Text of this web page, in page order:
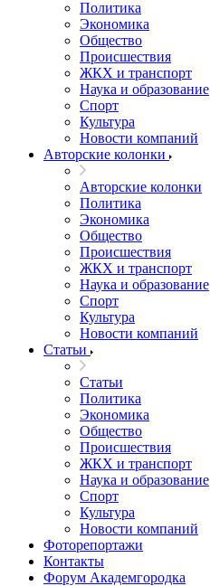
Политика
Экономика
Общество
Происшествия
ЖКХ и транспорт
Наука и образование
Спорт
Культура
Новости компаний
Авторские колонки
Авторские колонки
Политика
Экономика
Общество
Происшествия
ЖКХ и транспорт
Наука и образование
Спорт
Культура
Новости компаний
Статьи
Статьи
Политика
Экономика
Общество
Происшествия
ЖКХ и транспорт
Наука и образование
Спорт
Культура
Новости компаний
Фоторепортажи
Контакты
Форум Академгородка